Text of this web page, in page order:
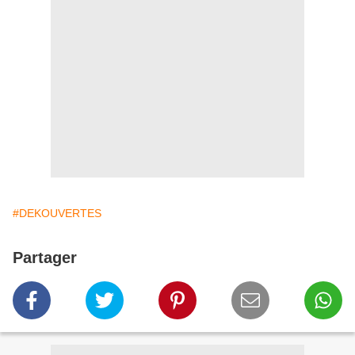
#DEKOUVERTES
Partager